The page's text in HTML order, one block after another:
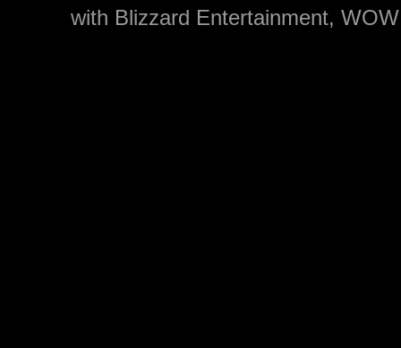
with Blizzard Entertainment,